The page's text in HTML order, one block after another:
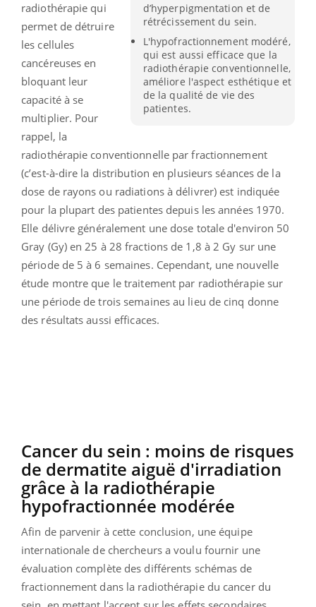
d’hyperpigmentation et de
rétrécissement du sein.
L'hypofractionnement modéré,
qui est aussi efficace que la
radiothérapie conventionnelle,
améliore l'aspect esthétique et
de la qualité de vie des
patientes.
radiothérapie qui
permet de détruire
les cellules
cancéreuses en
bloquant leur
capacité à se
multiplier. Pour
rappel, la
radiothérapie conventionnelle par fractionnement
(c’est-à-dire la distribution en plusieurs séances de la
dose de rayons ou radiations à délivrer) est indiquée
pour la plupart des patientes depuis les années 1970.
Elle délivre généralement une dose totale d'environ 50
Gray (Gy) en 25 à 28 fractions de 1,8 à 2 Gy sur une
période de 5 à 6 semaines. Cependant, une nouvelle
étude montre que le traitement par radiothérapie sur
une période de trois semaines au lieu de cinq donne
des résultats aussi efficaces.
Cancer du sein : moins de risques
de dermatite aiguë d'irradiation
grâce à la radiothérapie
hypofractionnée modérée
Afin de parvenir à cette conclusion, une équipe
internationale de chercheurs a voulu fournir une
évaluation complète des différents schémas de
fractionnement dans la radiothérapie du cancer du